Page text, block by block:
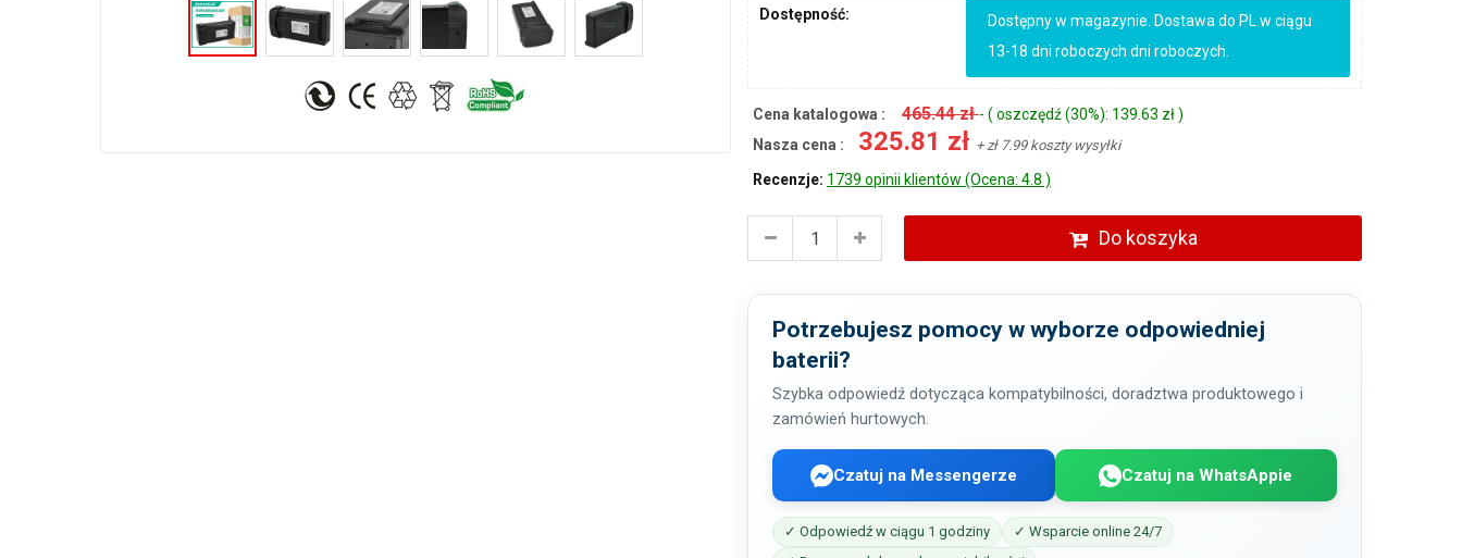
Dostępność:
Dostępny w magazynie. Dostawa do PL w ciągu
13-18 dni roboczych dni roboczych.
Cena katalogowa : 465.44 zł- ( oszczędź (30%): 139.63 zł )
Nasza cena :
325.81 zł + zł 7.99 koszty wysyłki
Recenzje: 1739 opinii klientów (Ocena: 4.8 )
Do koszyka
Potrzebujesz pomocy w wyborze odpowiedniej
baterii?
Szybka odpowiedź dotycząca kompatybilności, doradztwa produktowego i
zamówień hurtowych.
Czatuj na Messengerze Czatuj na WhatsAppie
✓ Odpowiedź w ciągu 1 godziny
✓ Wsparcie online 24/7